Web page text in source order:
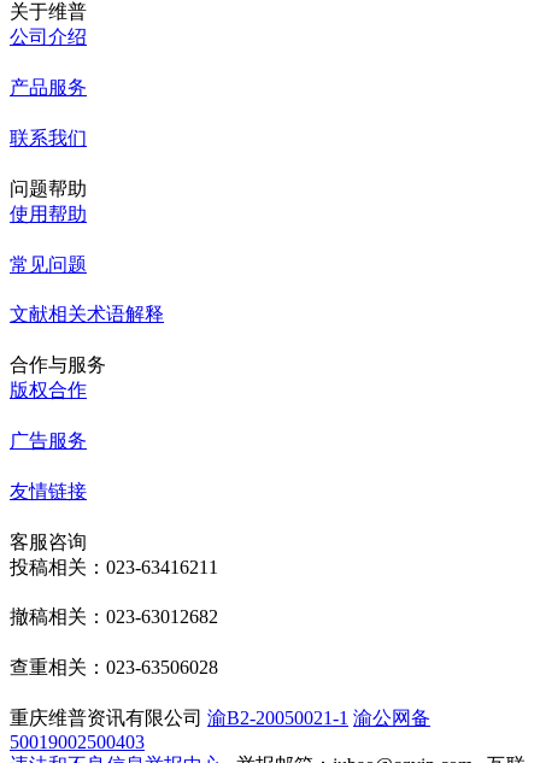
关于维普
公司介绍
产品服务
联系我们
问题帮助
使用帮助
常见问题
文献相关术语解释
合作与服务
版权合作
广告服务
友情链接
客服咨询
投稿相关：023-63416211
撤稿相关：023-63012682
查重相关：023-63506028
重庆维普资讯有限公司 渝B2-20050021-1 渝公网备
50019002500403